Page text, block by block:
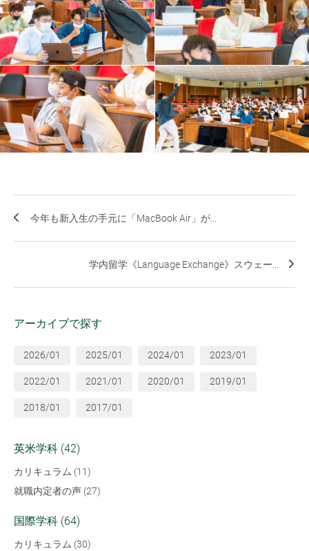
今年も新入生の手元に「MacBook Air」が...
学内留学《Language Exchange》スウェー...
アーカイブで探す
2026/01 2025/01 2024/01 2023/01
2022/01 2021/01 2020/01 2019/01
2018/01 2017/01
英米学科 (42)
カリキュラム (11)
就職内定者の声 (27)
国際学科 (64)
カリキュラム (30)